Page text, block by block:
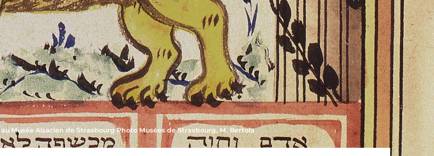
Musée Alsacien de Strasbourg Photo Musées de Strasbourg, M. Bertola